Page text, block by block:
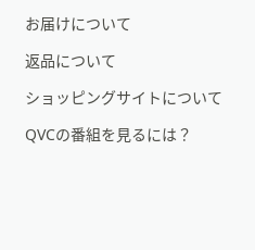
お届けについて
返品について
ショッピングサイトについて
QVCの番組を見るには？